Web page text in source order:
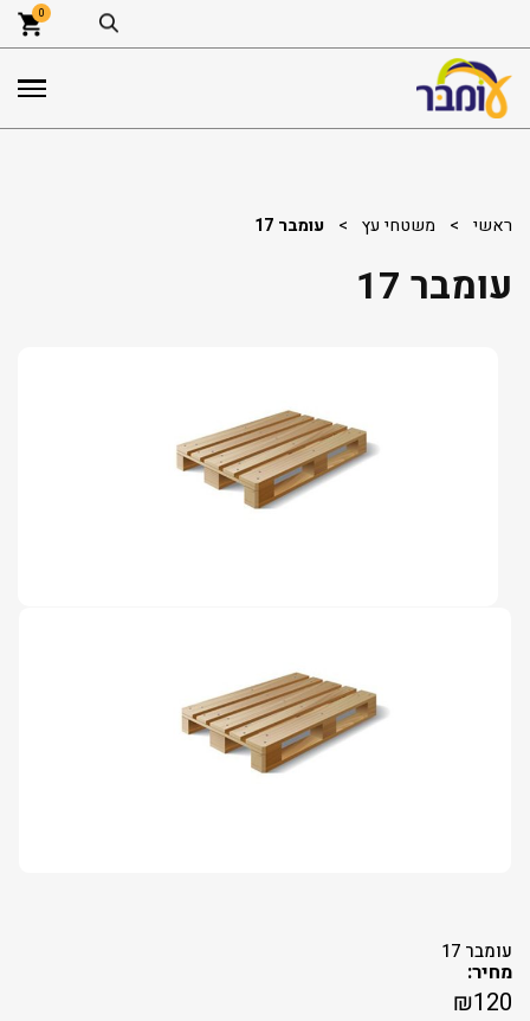
0
ראשי > משטחי עץ > עומבר 17
עומבר 17
עומבר 17
מחיר:
₪120